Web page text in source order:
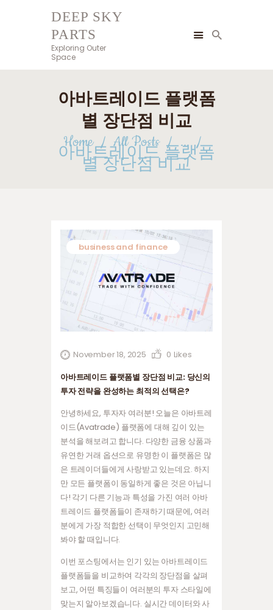
DEEP SKY
PARTS
Exploring Outer
Space
아바트레이드 플랫폼
별 장단점 비교
Home
All Posts ...
아바트레이드 플랫폼
별 장단점 비교
DEEP SKY PARTS
Exploring Outer Space
BLOG
BUSINESS AND FINANCE
TECHNOLOGY AND
INNOVATION
GIFTS AND CARE
PETS AND CARE
CONTACT
business and finance
November 18, 2025 0 Likes
아바트레이드 플랫폼별 장단점 비교: 당신의
투자 전략을 완성하는 최적의 선택은?
안녕하세요, 투자자 여러분! 오늘은 아바트레
이드(Avatrade) 플랫폼에 대해 깊이 있는
분석을 해보려고 합니다. 다양한 금융 상품과
유연한 거래 옵션으로 유명한 이 플랫폼은 많
은 트레이더들에게 사랑받고 있는데요. 하지
만 모든 플랫폼이 동일하게 좋은 것은 아닙니
다! 각기 다른 기능과 특성을 가진 여러 아바
트레이드 플랫폼들이 존재하기 때문에, 여러
분에게 가장 적합한 선택이 무엇인지 고민해
봐야 할 때입니다.
이번 포스팅에서는 인기 있는 아바트레이드
플랫폼들을 비교하여 각각의 장단점을 살펴
보고, 어떤 특징들이 여러분의 투자 스타일에
맞는지 알아보겠습니다. 실시간 데이터와 사